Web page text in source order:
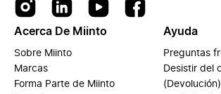
Acerca De Miinto
Sobre Miinto
Marcas
Forma Parte de Miinto
Ayuda
Preguntas
Desistir del
(Devolución)